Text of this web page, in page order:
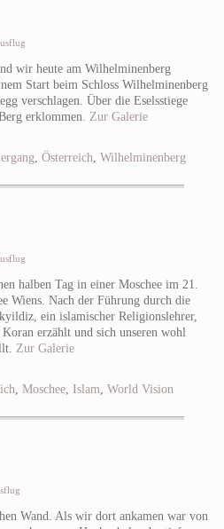
wir heute am Wilhelminenberg
Start beim Schloss Wilhelminenberg
verschlagen. Über die Eselsstiege
erklommen. Zur Galerie
, Österreich, Wilhelminenberg
halben Tag in einer Moschee im 21.
Wiens. Nach der Führung durch die
ein islamischer Religionslehrer,
erzählt und sich unseren wohl
Zur Galerie
, Moschee, Islam, World Vision
Wand. Als wir dort ankamen war von